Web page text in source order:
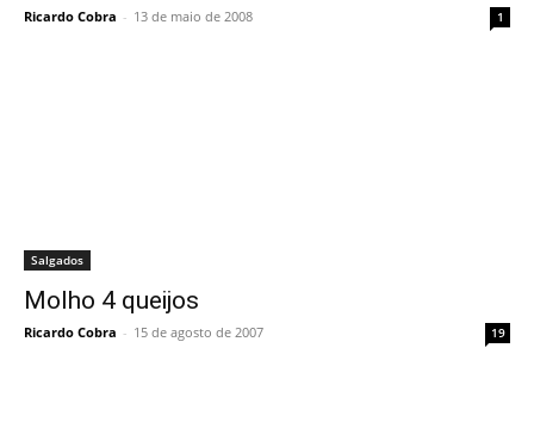
Ricardo Cobra - 13 de maio de 2008 1
Salgados
Molho 4 queijos
Ricardo Cobra - 15 de agosto de 2007 19